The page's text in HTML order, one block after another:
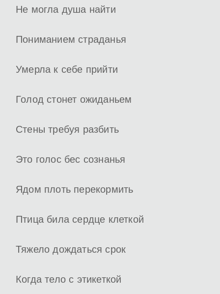
Не могла душа найти
Пониманием страданья
Умерла к себе прийти
Голод стонет ожиданьем
Стены требуя разбить
Это голос бес сознанья
Ядом плоть перекормить
Птица била сердце клеткой
Тяжело дождаться срок
Когда тело с этикеткой